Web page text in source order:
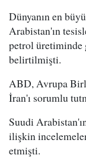
Dünyanın en
Arabistan'ın
petrol
belirtilmişti.
ABD, Avrupa
İran'ı sorumlu
Suudi
ilişkin
etmişti.